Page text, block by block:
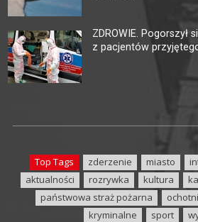
ZDROWIE. Pogorszył
z pacjentów
Top Tags zderzenie miasto
aktualności
rozrywka kultura
państwowa straż pożarna
kryminalne
sport